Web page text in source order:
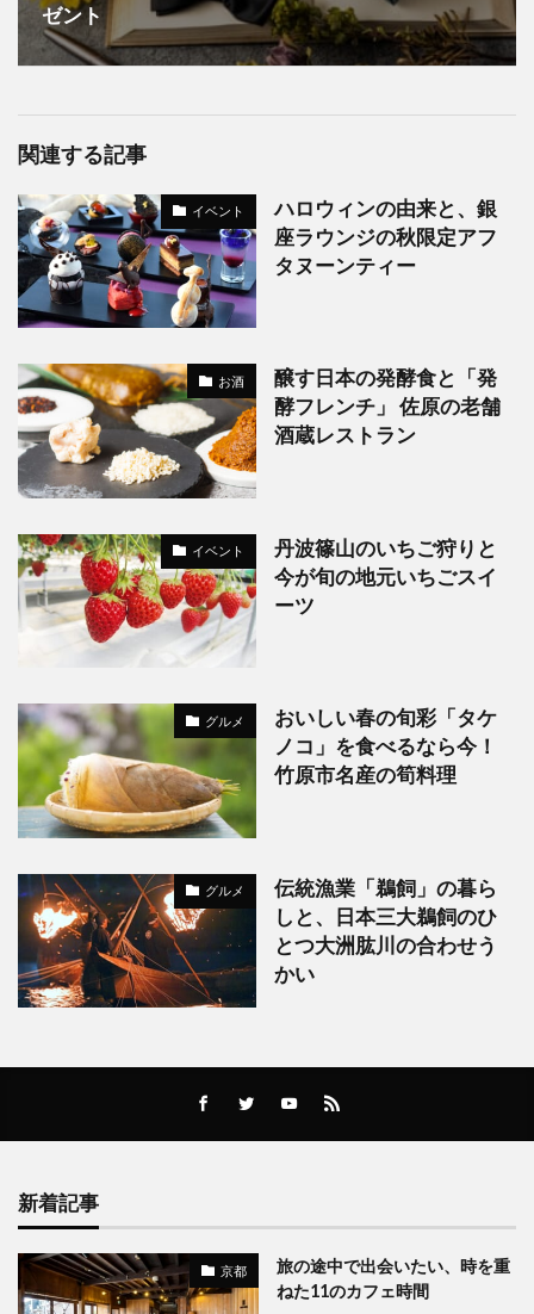
ゼント
関連する記事
イベント
ハロウィンの由来と、銀
座ラウンジの秋限定アフ
タヌーンティー
お酒
醸す日本の発酵食と「発
酵フレンチ」 佐原の老舗
酒蔵レストラン
イベント
丹波篠山のいちご狩りと
今が旬の地元いちごスイ
ーツ
グルメ
おいしい春の旬彩「タケ
ノコ」を食べるなら今！
竹原市名産の筍料理
グルメ
伝統漁業「鵜飼」の暮ら
しと、日本三大鵜飼のひ
とつ大洲肱川の合わせう
かい
新着記事
京都
旅の途中で出会いたい、時を重
ねた11のカフェ時間